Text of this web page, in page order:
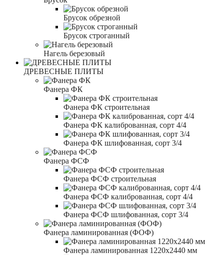
Брусок обрезной
Брусок строганный
Нагель березовый
ДРЕВЕСНЫЕ ПЛИТЫ
Фанера ФК
Фанера ФК строительная
Фанера ФК калиброванная, сорт 4/4
Фанера ФК шлифованная, сорт 3/4
Фанера ФСФ
Фанера ФСФ строительная
Фанера ФСФ калиброванная, сорт 4/4
Фанера ФСФ шлифованная, сорт 3/4
Фанера ламинированная (ФОФ)
Фанера ламинированная 1220x2440 мм